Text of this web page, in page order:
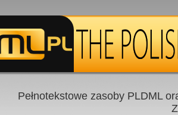
Pełnotekstowe zasoby PLDML